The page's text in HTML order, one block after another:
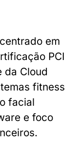
em
PCI
da Cloud
fitness
facial
e foco